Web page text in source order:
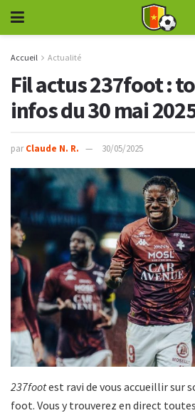
Accueil Actualité
Fil actus 237foot :
infos du 30 mai
par Claude N. R. 30/05/2025
237footest ravi de vous accueillir sur
foot. Vous y trouverez en direct